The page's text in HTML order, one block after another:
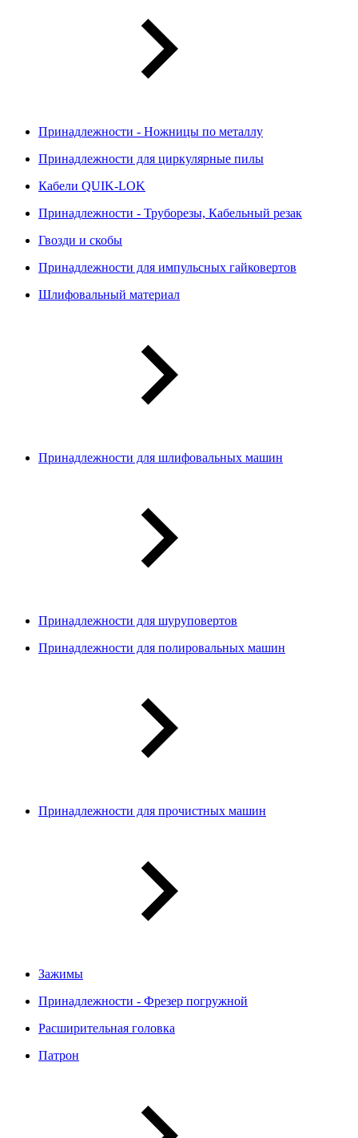
Принадлежности - Ножницы по металлу
Принадлежности для циркулярные пилы
Кабели QUIK-LOK
Принадлежности - Труборезы, Кабельный резак
Гвозди и скобы
Принадлежности для импульсных гайковертов
Шлифовальный материал
Принадлежности для шлифовальных машин
Принадлежности для шуруповертов
Принадлежности для полировальных машин
Принадлежности для прочистных машин
Зажимы
Принадлежности - Фрезер погружной
Расширительная головка
Патрон